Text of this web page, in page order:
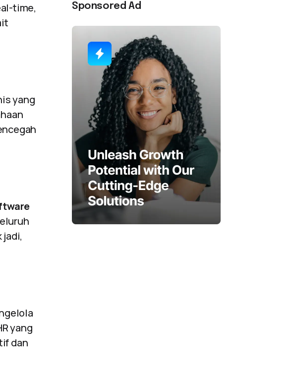
time,
yang
jadi,
yang
dan
Sponsored Ad